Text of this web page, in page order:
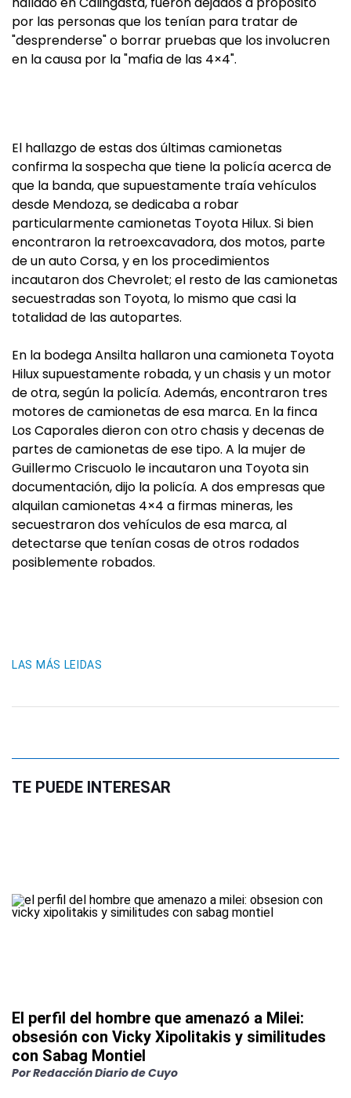
por las personas que los tenían para tratar de
"desprenderse" o borrar pruebas que los involucren
en la causa por la "mafia de las 4×4".
El hallazgo de estas dos últimas camionetas
confirma la sospecha que tiene la policía acerca de
que la banda, que supuestamente traía vehículos
desde Mendoza, se dedicaba a robar
particularmente camionetas Toyota Hilux. Si bien
encontraron la retroexcavadora, dos motos, parte
de un auto Corsa, y en los procedimientos
incautaron dos Chevrolet; el resto de las camionetas
secuestradas son Toyota, lo mismo que casi la
totalidad de las autopartes.
En la bodega Ansilta hallaron una camioneta Toyota
Hilux supuestamente robada, y un chasis y un motor
de otra, según la policía. Además, encontraron tres
motores de camionetas de esa marca. En la finca
Los Caporales dieron con otro chasis y decenas de
partes de camionetas de ese tipo. A la mujer de
Guillermo Criscuolo le incautaron una Toyota sin
documentación, dijo la policía. A dos empresas que
alquilan camionetas 4×4 a firmas mineras, les
secuestraron dos vehículos de esa marca, al
detectarse que tenían cosas de otros rodados
posiblemente robados.
LAS MÁS LEIDAS
TE PUEDE INTERESAR
El perfil del hombre que amenazó a Milei:
obsesión con Vicky Xipolitakis y similitudes
con Sabag Montiel
PorRedacción Diario de Cuyo